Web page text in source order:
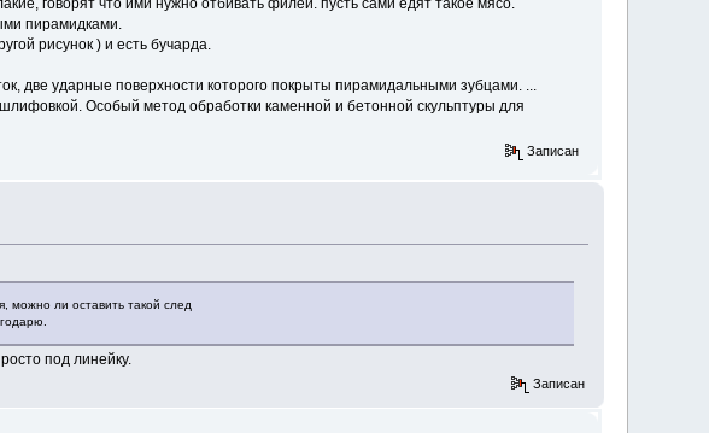
пирамидками.
рисунок ) и есть бучарда.
ударные поверхности которого покрыты пирамидальными зубцами. ...
Особый метод обработки каменной и бетонной скульптуры для
Записан
можно ли оставить такой след
под линейку.
Записан